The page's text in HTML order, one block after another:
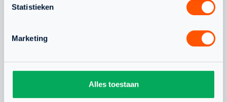
Statistieken
Marketing
Alles toestaan
ONDER 19